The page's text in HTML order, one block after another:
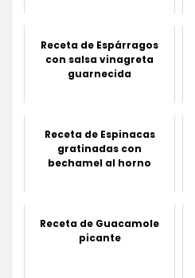
Receta de Espárragos
con salsa vinagreta
guarnecida
Receta de Espinacas
gratinadas con
bechamel al horno
Receta de Guacamole
picante